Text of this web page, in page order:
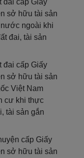
sở hữu tài sản
ngoài khi
đai, tài sản
đai cấp Giấy
sở hữu tài sản
Việt Nam
cư khi thực
tài sản gắn
cấp Giấy
sở hữu tài sản